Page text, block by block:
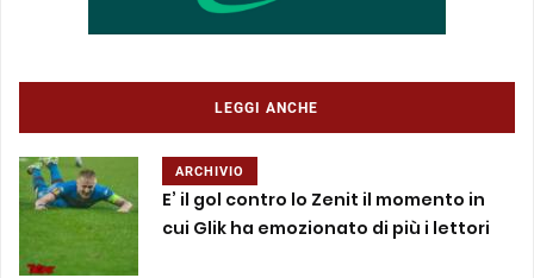
LEGGI ANCHE
ARCHIVIO
E’ il gol contro lo Zenit il momento in
cui Glik ha emozionato di più i lettori